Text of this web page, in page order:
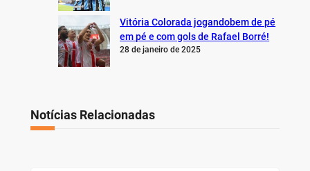
Vitória Colorada jogandobem de pé
em pé e com gols de Rafael Borré!
28 de janeiro de 2025
Notícias Relacionadas